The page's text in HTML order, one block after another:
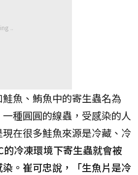
魚、鮪魚中的寄生蟲名為
一種圓圓的線蟲，受感染的人
在很多鮭魚來源是冷藏、冷
的冷凍環境下寄生蟲就會被
。崔可忠說，「生魚片是冷